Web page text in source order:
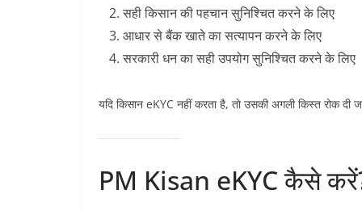
सही किसान की पहचान सुनिश्चित करने के लिए
आधार से बैंक खाते का सत्यापन करने के लिए
सरकारी धन का सही उपयोग सुनिश्चित करने के लिए
यदि किसान eKYC नहीं करता है, तो उसकी अगली किस्त रोक दी
PM Kisan eKYC कैसे